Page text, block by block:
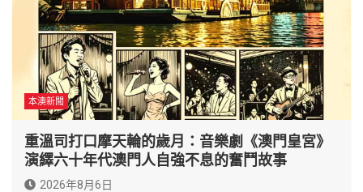
本澳新聞
重溫司打口摩天輪的歲月：音樂劇《澳門皇宮》
演繹六十年代澳門人自強不息的奮鬥故事
2026年8月6日